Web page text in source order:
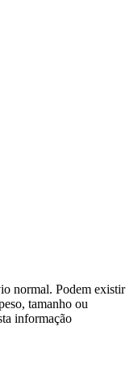
normal. Podem existir
tamanho ou
informação